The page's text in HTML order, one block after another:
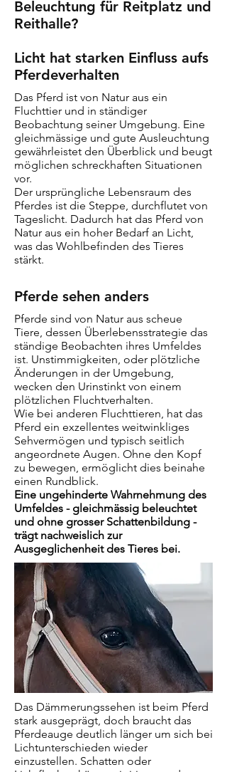
Beleuchtung für Reitplatz und
Reithalle?
Licht hat starken Einfluss aufs
Pferdeverhalten
Das Pferd ist von Natur aus ein
Fluchttier und in ständiger
Beobachtung seiner Umgebung. Eine
gleichmässige und gute Ausleuchtung
gewährleistet den Überblick und beugt
möglichen schreckhaften Situationen
vor.
Der ursprüngliche Lebensraum des
Pferdes ist die Steppe, durchflutet von
Tageslicht. Dadurch hat das Pferd von
Natur aus ein hoher Bedarf an Licht,
was das Wohlbefinden des Tieres
stärkt.
Pferde sehen anders
Pferde sind von Natur aus scheue
Tiere, dessen Überlebensstrategie das
ständige Beobachten ihres Umfeldes
ist. Unstimmigkeiten, oder plötzliche
Änderungen in der Umgebung,
wecken den Urinstinkt von einem
plötzlichen Fluchtverhalten.
Wie bei anderen Fluchttieren, hat das
Pferd ein exzellentes weitwinkliges
Sehvermögen und typisch seitlich
angeordnete Augen. Ohne den Kopf
zu bewegen, ermöglicht dies beinahe
einen Rundblick.
Eine ungehinderte Wahrnehmung des
Umfeldes - gleichmässig beleuchtet
und ohne grosser Schattenbildung -
trägt nachweislich zur
Ausgeglichenheit des Tieres bei.
Das Dämmerungssehen ist beim Pferd
stark ausgeprägt, doch braucht das
Pferdeauge deutlich länger um sich bei
Lichtunterschieden wieder
einzustellen. Schatten oder